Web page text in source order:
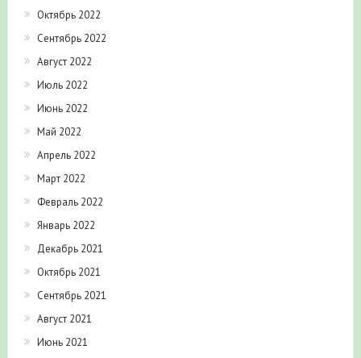
Октябрь 2022
Сентябрь 2022
Август 2022
Июль 2022
Июнь 2022
Май 2022
Апрель 2022
Март 2022
Февраль 2022
Январь 2022
Декабрь 2021
Октябрь 2021
Сентябрь 2021
Август 2021
Июнь 2021